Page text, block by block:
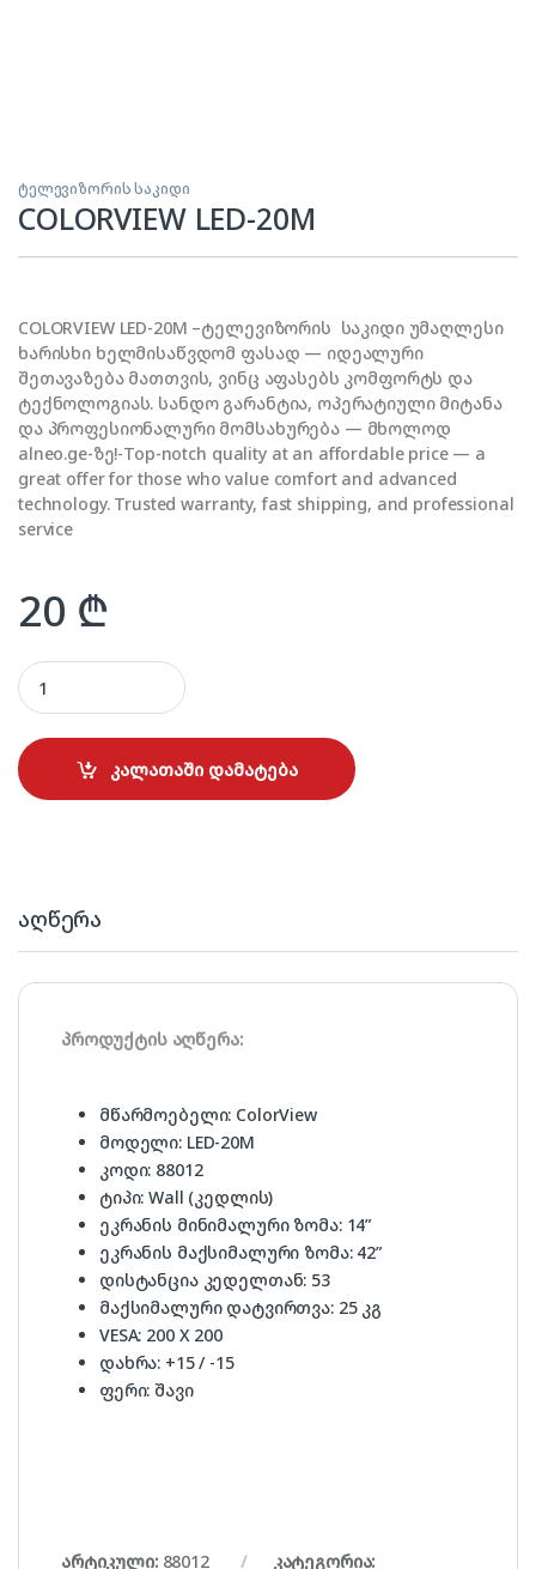
ტელევიზორის საკიდი
COLORVIEW LED-20M
COLORVIEW LED-20M –ტელევიზორის საკიდი უმაღლესი
ხარისხი ხელმისაწვდომ ფასად — იდეალური
შეთავაზება მათთვის, ვინც აფასებს კომფორტს და
ტექნოლოგიას. სანდო გარანტია, ოპერატიული მიტანა
და პროფესიონალური მომსახურება — მხოლოდ
alneo.ge-ზე!-Top-notch quality at an affordable price — a
great offer for those who value comfort and advanced
technology. Trusted warranty, fast shipping, and professional
service
20 ₾
COLORVIEW LED-20M quantity
კალათაში დამატება
აღწერა
პროდუქტის აღწერა:
მწარმოებელი: ColorView
მოდელი: LED-20M
კოდი: 88012
ტიპი: Wall (კედლის)
ეკრანის მინიმალური ზომა: 14”
ეკრანის მაქსიმალური ზომა: 42”
დისტანცია კედელთან: 53
მაქსიმალური დატვირთვა: 25 კგ
VESA: 200 X 200
დახრა: +15 / -15
ფერი: შავი
არტიკული: 88012
კატეგორია: